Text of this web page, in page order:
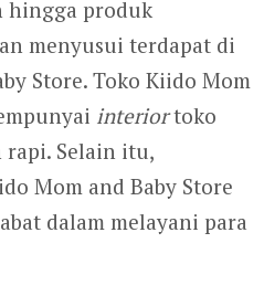
hingga produk
menyusui terdapat di
Store. Toko Kiido Mom
interiortoko
rapi. Selain itu,
Mom and Baby Store
dalam melayani para